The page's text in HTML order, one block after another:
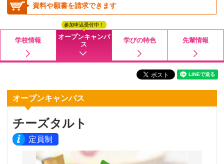
資料や願書を請求できます
学校情報
オープンキャンパ
ス
参加申込受付中！
学びの特色 先輩情報
オープンキャンパス
チーズタルト
定員制